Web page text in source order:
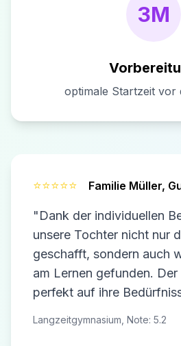
3M
optimale Startzeit vor
⭐⭐⭐⭐⭐ Familie Müller,
"Dank der individuellen
unsere Tochter nicht nur
geschafft, sondern auch
am Lernen gefunden.
perfekt auf ihre
Langzeitgymnasium, Note: 5.2